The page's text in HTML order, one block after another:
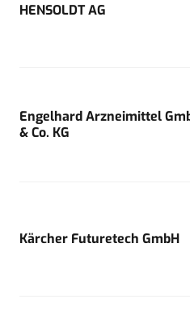
HENSOLDT AG
Engelhard Arzneimittel
& Co. KG
Kärcher Futuretech GmbH